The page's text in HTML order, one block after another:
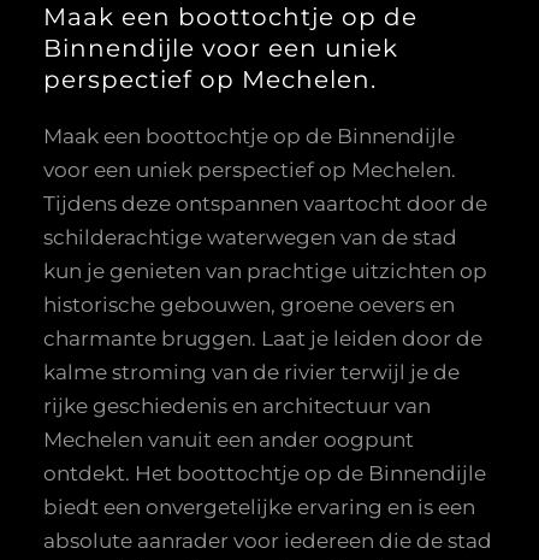
Maak een boottochtje op de
Binnendijle voor een uniek
perspectief op Mechelen.
Maak een boottochtje op de Binnendijle
voor een uniek perspectief op Mechelen.
Tijdens deze ontspannen vaartocht door de
schilderachtige waterwegen van de stad
kun je genieten van prachtige uitzichten op
historische gebouwen, groene oevers en
charmante bruggen. Laat je leiden door de
kalme stroming van de rivier terwijl je de
rijke geschiedenis en architectuur van
Mechelen vanuit een ander oogpunt
ontdekt. Het boottochtje op de Binnendijle
biedt een onvergetelijke ervaring en is een
absolute aanrader voor iedereen die de stad